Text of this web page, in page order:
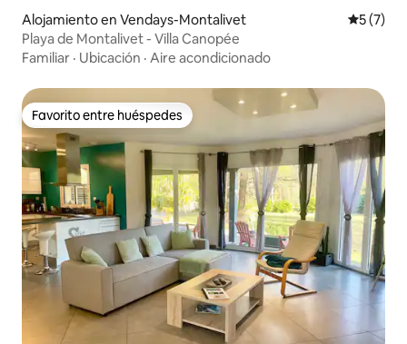
Alojamiento en Vendays-Montalivet
5 (7)
Playa de Montalivet - Villa Canopée
Familiar · Ubicación · Aire acondicionado
Favorito entre huéspedes
Favorito entre huéspedes